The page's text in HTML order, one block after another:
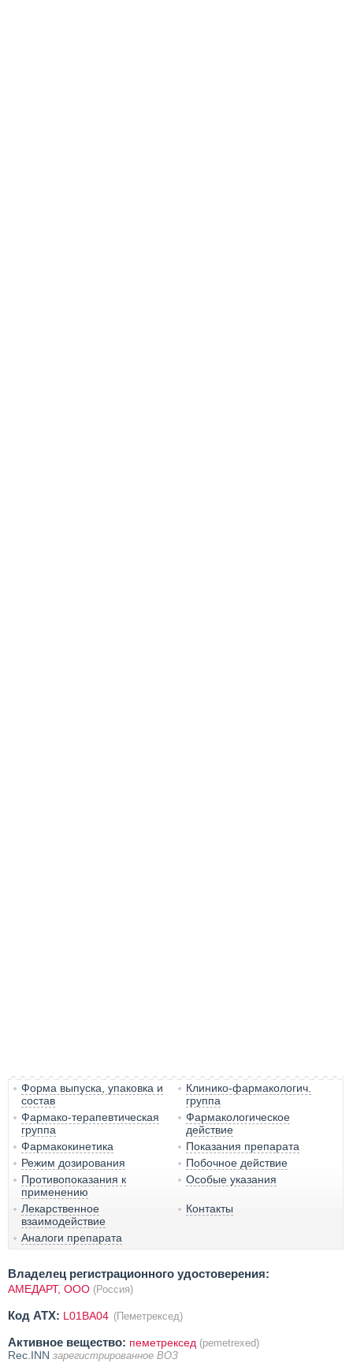
Форма выпуска, упаковка и
состав
Клинико-фармакологич.
группа
Фармако-терапевтическая
группа
Фармакологическое
действие
Фармакокинетика
Показания препарата
Режим дозирования
Побочное действие
Противопоказания к
применению
Особые указания
Лекарственное
взаимодействие
Контакты
Аналоги препарата
Владелец регистрационного удостоверения:
АМЕДАРТ, ООО (Россия)
Код ATX: L01BA04 (Пеметрексед)
Активное вещество: пеметрексед (pemetrexed)
Rec.INN зарегистрированное ВОЗ